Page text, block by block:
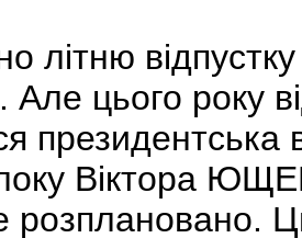
літню
цього року
президентська
Віктора
розплановано.